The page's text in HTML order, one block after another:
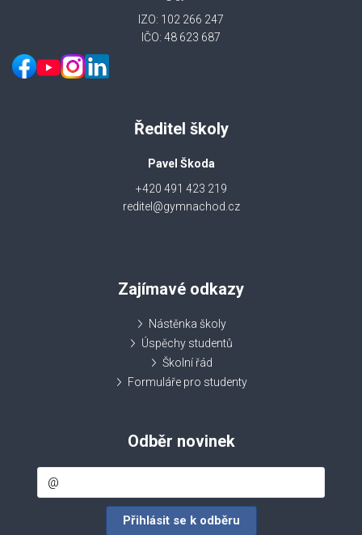
IZO: 102 266 247
IČO: 48 623 687
Ředitel školy
Pavel Škoda
+420 491 423 219
reditel@gymnachod.cz
Zajímavé odkazy
Nástěnka školy
Úspěchy studentů
Školní řád
Formuláře pro studenty
Odběr novinek